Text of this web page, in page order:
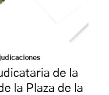
de la
la Plaza de la